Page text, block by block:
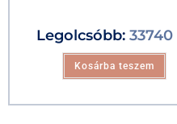
Legolcsóbb:33740
Kosárba teszem